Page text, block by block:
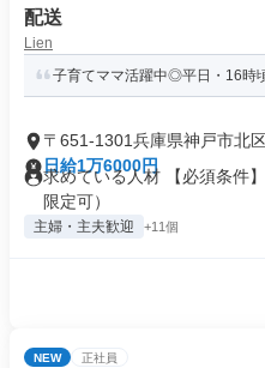
配送
Lien
子育てママ活躍中◎平日・16時
〒651-1301兵庫県神戸市北
日給1万6000円
求めている人材 【必須条件
限定可）
主婦・主夫歓迎 +11個
NEW 正社員